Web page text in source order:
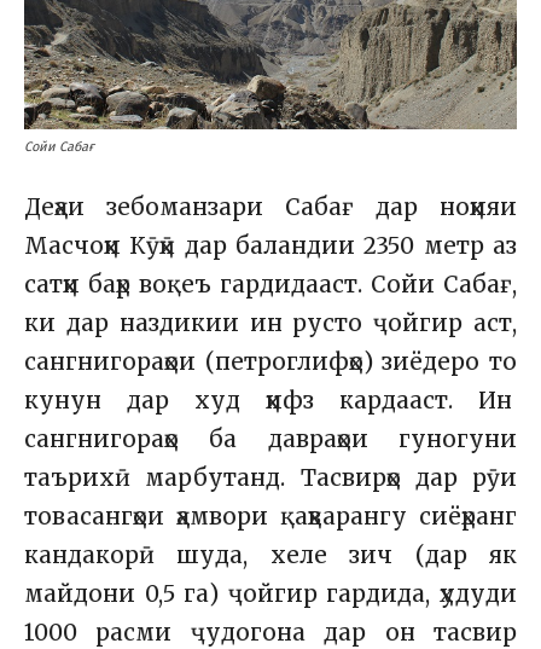
Сойи Сабағ
Деҳаи зебоманзари Сабағ дар ноҳияи
Масчоҳи Кӯҳӣ дар баландии 2350 метр аз
сатҳи баҳр воқеъ гардидааст. Сойи Сабағ,
ки дар наздикии ин русто ҷойгир аст,
сангнигораҳои (петроглифҳо) зиёдеро то
кунун дар худ ҳифз кардааст. Ин
сангнигораҳо ба давраҳои гуногуни
таърихӣ марбутанд. Тасвирҳо дар рӯи
товасангҳои ҳамвори қаҳварангу сиёҳранг
кандакорӣ шуда, хеле зич (дар як
майдони 0,5 га) ҷойгир гардида, ҳудуди
1000 расми ҷудогона дар он тасвир